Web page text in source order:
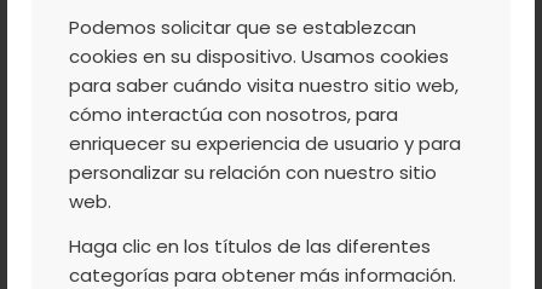
Podemos solicitar que se establezcan
cookies en su dispositivo. Usamos cookies
para saber cuándo visita nuestro sitio web,
cómo interactúa con nosotros, para
enriquecer su experiencia de usuario y para
personalizar su relación con nuestro sitio
web.
Haga clic en los títulos de las diferentes
categorías para obtener más información.
TIENE LISTA SU NUEVA
ESTRATEGIA DE
DESARROLLO
La nueva Estrategia de Desarrollo Local Participativo (2014-2020) para